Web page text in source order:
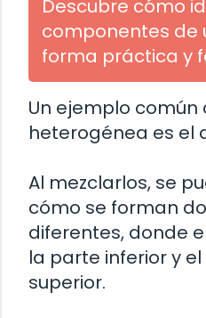
Descubre cómo
componentes de
forma práctica y
Un ejemplo común
heterogénea es el
Al mezclarlos, se
cómo se forman
diferentes, donde
la parte inferior y
superior.